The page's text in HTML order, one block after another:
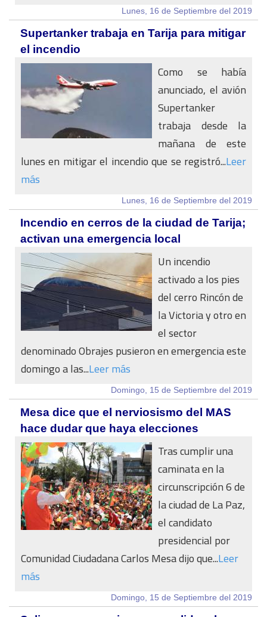
Lunes, 16 de Septiembre del 2019
Supertanker trabaja en Tarija para mitigar
el incendio
Como se había
anunciado, el avión
Supertanker
trabaja desde la
mañana de este
lunes en mitigar el incendio que se registró...Leer
más
Lunes, 16 de Septiembre del 2019
Incendio en cerros de la ciudad de Tarija;
activan una emergencia local
Un incendio
activado a los pies
del cerro Rincón de
la Victoria y otro en
el sector
denominado Obrajes pusieron en emergencia este
domingo a las...Leer más
Domingo, 15 de Septiembre del 2019
Mesa dice que el nerviosismo del MAS
hace dudar que haya elecciones
Tras cumplir una
caminata en la
circunscripción 6 de
la ciudad de La Paz,
el candidato
presidencial por
Comunidad Ciudadana Carlos Mesa dijo que...Leer
más
Domingo, 15 de Septiembre del 2019